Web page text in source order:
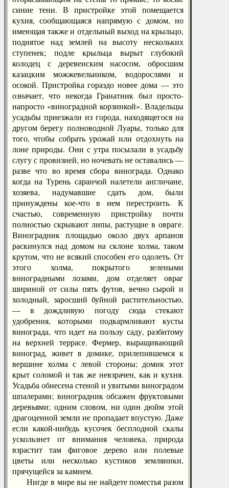
синие тени. В пристройке этой помещается
кухня, сообщающаяся напрямую с домом, но
имеющая также и отдельный выход на крыльцо,
поднятое над землей на высоту нескольких
ступенек; подле крыльца вырыт глубокий
колодец с деревенским насосом, обросшим
казацким можжевельником, водорослями и
осокой. Пристройка гораздо новее дома — это
означает, что некогда Гранатник был просто-
напросто «виноградной корзинкой». Владельцы
усадьбы приезжали из города, находящегося на
другом берегу полноводной Луары, только для
того, чтобы собрать урожай или отдохнуть на
лоне природы. Они с утра посылали в усадьбу
слугу с провизией, но ночевать не оставались —
разве что во время сбора винограда. Однако
когда на Турень саранчой налетели англичане,
хозяева, надумавшие сдать дом, были
принуждены кое-что в нем перестроить. К
счастью, современную пристройку почти
полностью скрывают липы, растущие в овраге.
Виноградник площадью около двух арпанов
раскинулся над домом на склоне холма, таком
крутом, что не всякий способен его одолеть. От
этого холма, покрытого зелеными
виноградными лозами, дом отделяет овраг
шириной от силы пять футов, вечно сырой и
холодный, заросший буйной растительностью,
— в дождливую погоду сюда стекают
удобрения, которыми подкармливают кусты
винограда, что идет на пользу саду, разбитому
на верхней террасе. Фермер, выращивающий
виноград, живет в домике, прилепившемся к
вершине холма с левой стороны; домик этот
крыт соломой и так же невзрачен, как и кухня.
Усадьба обнесена стеной и увитыми виноградом
шпалерами; виноградник обсажен фруктовыми
деревьями; одним словом, ни один дюйм этой
драгоценной земли не пропадает впустую. Даже
если какой-нибудь кусочек бесплодной скалы
ускользнет от внимания человека, природа
взрастит там фиговое дерево или полевые
цветы или несколько кустиков земляники,
прячущейся за камнем.
Нигде в мире вы не найдете поместья разом